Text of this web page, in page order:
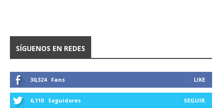
SÍGUENOS EN REDES
30,324 Fans LIKE
6,110 Seguidores SEGUIR